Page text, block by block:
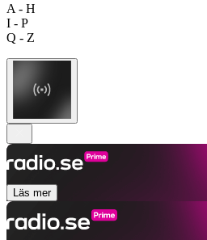
A - H
I - P
Q - Z
Läs mer